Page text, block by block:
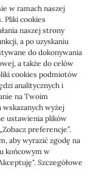
w ramach naszej
Pliki cookies
naszej strony
a po uzyskaniu
do dokonywania
a także do celów
cookies podmiotów
analitycznych i
na Twoim
wyżej
ustawienia plików
preferencje”.
aby wyrazić zgodę na
końcowym w
Szczegółowe
rachunkowe